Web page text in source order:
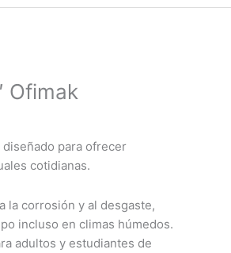
Ofimak
para ofrecer
cotidianas.
la corrosión y al desgaste,
incluso en climas húmedos.
adultos y estudiantes de